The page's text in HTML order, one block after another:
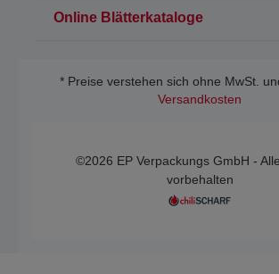
Online Blätterkataloge
* Preise verstehen sich ohne MwSt.
Versandkosten
©2026 EP Verpackungs GmbH -
vorbehalten